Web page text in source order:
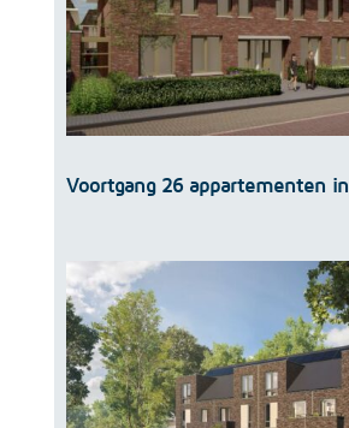
Voortgang 26 appartementen